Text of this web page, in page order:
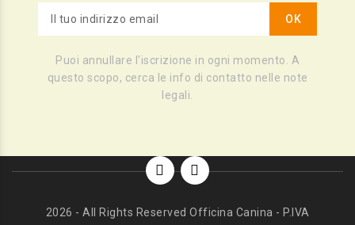
Puoi annullare l'iscrizione in ogni momento. A
questo scopo, cerca le info di contatto nelle note
legali.
2026 - All Rights Reserved Officina Canina - P.IVA